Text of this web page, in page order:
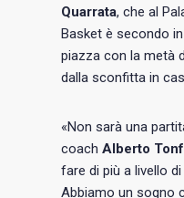
Quarrata, che al
Basket è secondo
piazza con la metà
dalla sconfitta in
«Non sarà una
coach Alberto
fare di più a livello
Abbiamo un sogno